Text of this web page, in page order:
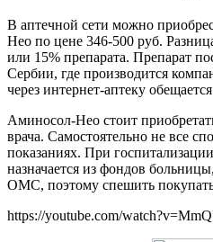
В аптечной сети можно
Нео по цене 346-500 руб.
или 15% препарата. Препарат
Сербии, где производится
через интернет-аптеку
Аминосол-Нео стоит
врача. Самостоятельно не все
показаниях. При
назначается из фондов
ОМС, поэтому спешить покупать
https://youtube.com/